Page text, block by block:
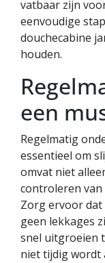
vatbaar zijn
eenvoudige
douchecabine
houden.
een
Regelmatig
essentieel om
omvat niet
controleren van
Zorg ervoor dat
geen lekkages
snel uitgroeien
niet tijdig wordt